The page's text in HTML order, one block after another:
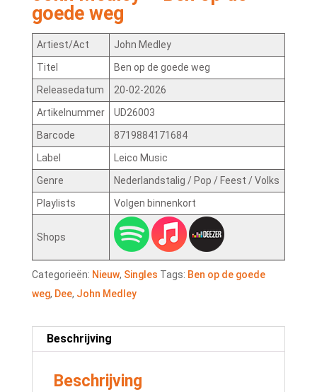
goede weg
Artiest/Act
John Medley
Titel
Ben op de goede weg
Releasedatum
20-02-2026
Artikelnummer
UD26003
Barcode
8719884171684
Label
Leico Music
Genre
Nederlandstalig / Pop / Feest / Volks
Playlists
Volgen binnenkort
Shops
Categorieën: Nieuw, Singles Tags: Ben op de goede
weg, Dee, John Medley
Beschrijving
Beschrijving